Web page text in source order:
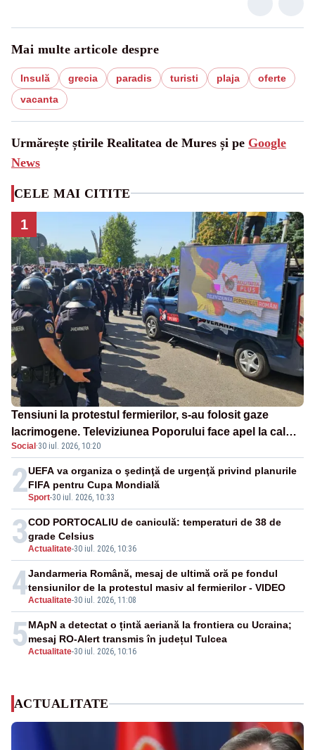
Mai multe articole despre
Insulă grecia paradis turisti plaja
oferte
vacanta
Urmărește știrile Realitatea de Mures și pe Google
News
CELE MAI CITITE
1
Tensiuni la protestul fermierilor, s-au folosit gaze
lacrimogene. Televiziunea Poporului face apel la calm
– LIVE TEXT
Social ·30 iul. 2026, 10:20
2Sport-30 iul. 2026, 10:33
UEFA va organiza o şedinţă de urgenţă privind planurile
FIFA pentru Cupa Mondială
3Actualitate-30 iul. 2026, 10:36
COD PORTOCALIU de caniculă: temperaturi de 38 de
grade Celsius
4Actualitate-30 iul. 2026, 11:08
Jandarmeria Română, mesaj de ultimă oră pe fondul
tensiunilor de la protestul masiv al fermierilor - VIDEO
5Actualitate-30 iul. 2026, 10:16
MApN a detectat o țintă aeriană la frontiera cu Ucraina;
mesaj RO-Alert transmis în județul Tulcea
ACTUALITATE